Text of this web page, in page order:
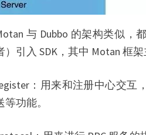
与 Dubbo 的架构类似，
）引入 SDK，其中 Motan 框
：用来和注册中心交互
等功能。